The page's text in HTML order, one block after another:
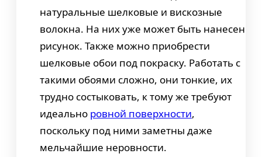
натуральные шелковые и вискозные
волокна. На них уже может быть нанесен
рисунок. Также можно приобрести
шелковые обои под покраску. Работать с
такими обоями сложно, они тонкие, их
трудно состыковать, к тому же требуют
идеально ровной поверхности,
поскольку под ними заметны даже
мельчайшие неровности.